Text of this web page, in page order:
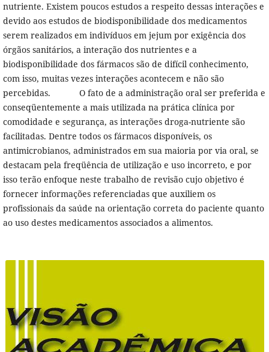
nutriente. Existem poucos estudos a respeito dessas interações e
devido aos estudos de biodisponibilidade dos medicamentos
serem realizados em indivíduos em jejum por exigência dos
órgãos sanitários, a interação dos nutrientes e a
biodisponibilidade dos fármacos são de difícil conhecimento,
com isso, muitas vezes interações acontecem e não são
percebidas.
O fato de a administração oral ser preferida e
conseqüentemente a mais utilizada na prática clínica por
comodidade e segurança, as interações droga-nutriente são
facilitadas. Dentre todos os fármacos disponíveis, os
antimicrobianos, administrados em sua maioria por via oral, se
destacam pela freqüência de utilização e uso incorreto, e por
isso terão enfoque neste trabalho de revisão cujo objetivo é
fornecer informações referenciadas que auxiliem os
profissionais da saúde na orientação correta do paciente quanto
ao uso destes medicamentos associados a alimentos.